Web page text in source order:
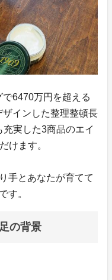
6470万円を超える
インした整理整頓長
実した3商品のエイ
けます。
手とあなたが育てて
す。
の背景